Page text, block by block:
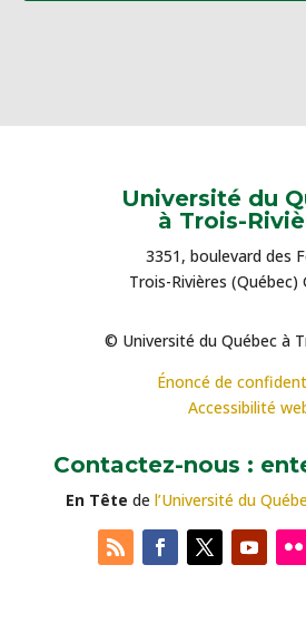
Université du
à Trois-
3351, boulevard des
Trois-Rivières (Québec)
© Université du Québec à
Énoncé de
Accessibilité
Contactez-nous :
En Tête del’Université du